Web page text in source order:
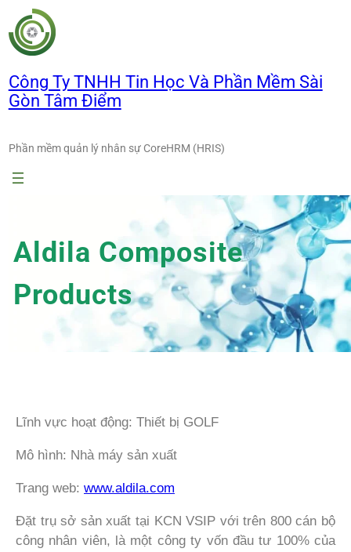
Chuyển
đến
phần
dung
Công Ty TNHH Tin Học Và Phần Mềm Sài
Gòn Tâm Điểm
Phần mềm quản lý nhân sự CoreHRM (HRIS)
Aldila Composite
Products
Lĩnh vực hoạt động: Thiết bị GOLF
Mô hình: Nhà máy sản xuất
Trang web: www.aldila.com
Đặt trụ sở sản xuất tại KCN VSIP với trên 800 cán bộ
công nhân viên, là một công ty vốn đầu tư 100% của